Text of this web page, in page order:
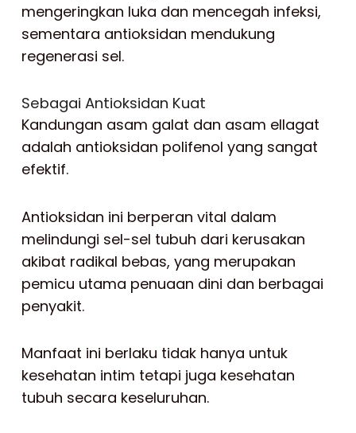
mengeringkan luka dan mencegah infeksi,
sementara antioksidan mendukung
regenerasi sel.
Sebagai Antioksidan Kuat
Kandungan asam galat dan asam ellagat
adalah antioksidan polifenol yang sangat
efektif.
Antioksidan ini berperan vital dalam
melindungi sel-sel tubuh dari kerusakan
akibat radikal bebas, yang merupakan
pemicu utama penuaan dini dan berbagai
penyakit.
Manfaat ini berlaku tidak hanya untuk
kesehatan intim tetapi juga kesehatan
tubuh secara keseluruhan.